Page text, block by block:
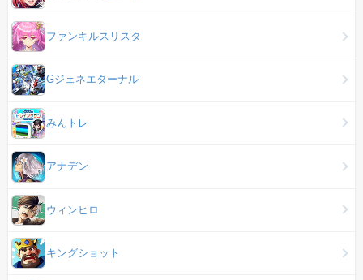
ファンキルスリスタ
Gジェネエターナル
みんトレ
アナデン
ウィンヒロ
キングショット